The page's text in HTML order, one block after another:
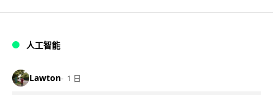
人工智能
Lawton 1 日